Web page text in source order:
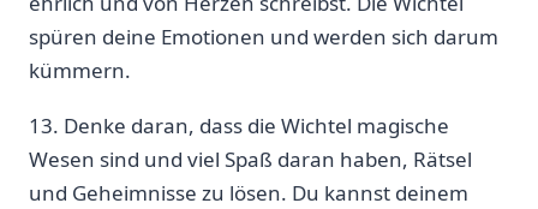
spüren deine Emotionen und werden sich darum
kümmern.
13. Denke daran, dass die Wichtel magische
Wesen sind und viel Spaß daran haben, Rätsel
und Geheimnisse zu lösen. Du kannst deinem